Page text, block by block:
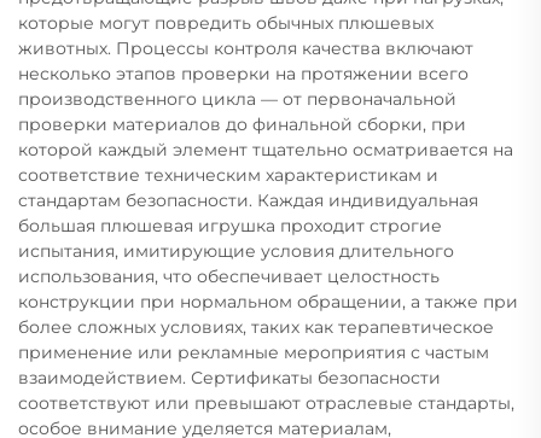
которые могут повредить обычных плюшевых
животных. Процессы контроля качества включают
несколько этапов проверки на протяжении всего
производственного цикла — от первоначальной
проверки материалов до финальной сборки, при
которой каждый элемент тщательно осматривается на
соответствие техническим характеристикам и
стандартам безопасности. Каждая индивидуальная
большая плюшевая игрушка проходит строгие
испытания, имитирующие условия длительного
использования, что обеспечивает целостность
конструкции при нормальном обращении, а также при
более сложных условиях, таких как терапевтическое
применение или рекламные мероприятия с частым
взаимодействием. Сертификаты безопасности
соответствуют или превышают отраслевые стандарты,
особое внимание уделяется материалам,